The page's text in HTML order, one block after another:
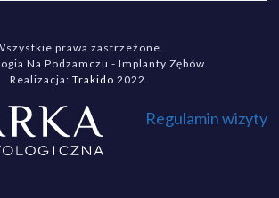
prawa zastrzeżone.
Na Podzamczu - Implanty Zębów.
Realizacja: Trakido 2022.
Regulamin wizyty